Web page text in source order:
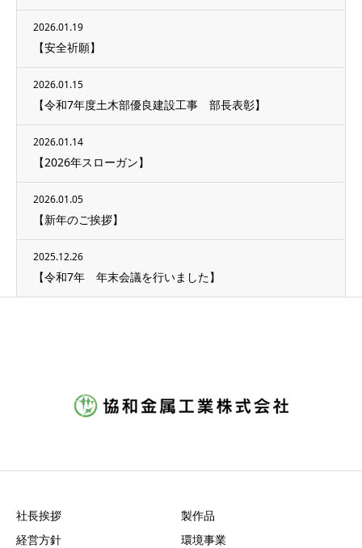
2026.01.19
【安全祈願】
2026.01.15
【令和7年度土木部優良建設工事 部長表彰】
2026.01.14
【2026年スローガン】
2026.01.05
【新年のご挨拶】
2025.12.26
【令和7年 年末会議を行いました】
社長挨拶
経営方針
製作品
環境事業